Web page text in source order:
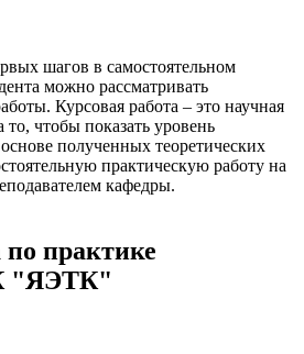
шагов в самостоятельном
можно рассматривать
Курсовая работа – это научная
то, чтобы показать уровень
полученных теоретических
практическую работу на
кафедры.
практике
"ЯЭТК"